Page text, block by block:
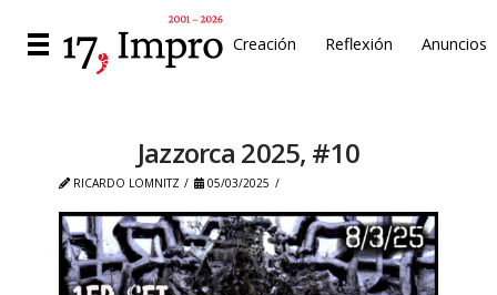
Creación Reflexión Anuncios
Jazzorca 2025, #10
RICARDO LOMNITZ 05/03/2025